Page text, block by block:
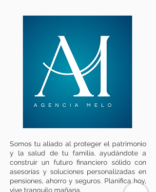
Somos tu aliado al proteger el patrimonio
y la salud de tu familia, ayudándote a
construir un futuro financiero sólido con
asesorías y soluciones personalizadas en
pensiones, ahorro y seguros. Planifica hoy,
vive tranquilo mañana.